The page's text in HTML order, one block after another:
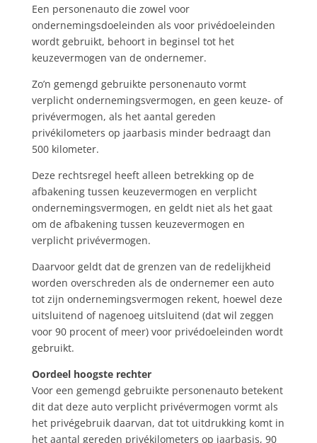
Een personenauto die zowel voor
ondernemingsdoeleinden als voor privédoeleinden
wordt gebruikt, behoort in beginsel tot het
keuzevermogen van de ondernemer.
Zo’n gemengd gebruikte personenauto vormt
verplicht ondernemingsvermogen, en geen keuze- of
privévermogen, als het aantal gereden
privékilometers op jaarbasis minder bedraagt dan
500 kilometer.
Deze rechtsregel heeft alleen betrekking op de
afbakening tussen keuzevermogen en verplicht
ondernemingsvermogen, en geldt niet als het gaat
om de afbakening tussen keuzevermogen en
verplicht privévermogen.
Daarvoor geldt dat de grenzen van de redelijkheid
worden overschreden als de ondernemer een auto
tot zijn ondernemingsvermogen rekent, hoewel deze
uitsluitend of nagenoeg uitsluitend (dat wil zeggen
voor 90 procent of meer) voor privédoeleinden wordt
gebruikt.
Oordeel hoogste rechter
Voor een gemengd gebruikte personenauto betekent
dit dat deze auto verplicht privévermogen vormt als
het privégebruik daarvan, dat tot uitdrukking komt in
het aantal gereden privékilometers op jaarbasis, 90